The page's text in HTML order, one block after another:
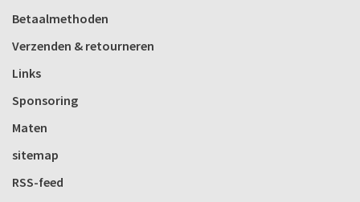
Betaalmethoden
Verzenden & retourneren
Links
Sponsoring
Maten
sitemap
RSS-feed